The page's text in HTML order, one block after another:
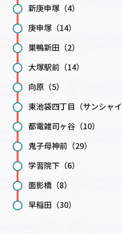
新庚申塚（4）
庚申塚（14）
巣鴨新田（2）
大塚駅前（14）
向原（5）
東池袋四丁目（サンシャイ
都電雑司ヶ谷（10）
鬼子母神前（29）
学習院下（6）
面影橋（8）
早稲田（30）